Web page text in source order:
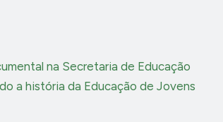
na Secretaria de Educação
a história da Educação de Jovens